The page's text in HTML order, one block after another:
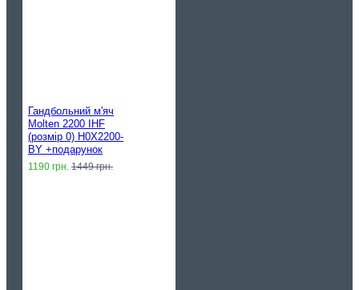
Гандбольний м'яч
Molten 2200 IHF
(розмір 0) H0X2200-
BY +подарунок
1190 грн. 1449 грн.